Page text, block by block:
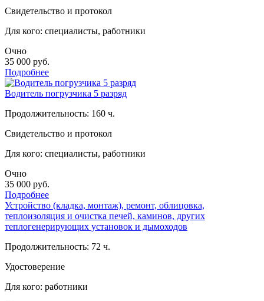
Свидетельство и протокол
Для кого: специалисты, работники
Очно
35 000 руб.
Подробнее
Водитель погрузчика 5 разряд
Продолжительность: 160 ч.
Свидетельство и протокол
Для кого: специалисты, работники
Очно
35 000 руб.
Подробнее
Устройство (кладка, монтаж), ремонт, облицовка,
теплоизоляция и очистка печей, каминов, других
теплогенерирующих установок и дымоходов
Продолжительность: 72 ч.
Удостоверение
Для кого: работники